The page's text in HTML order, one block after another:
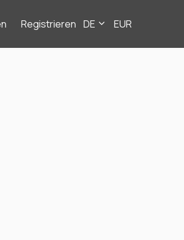
Registrieren DE EUR